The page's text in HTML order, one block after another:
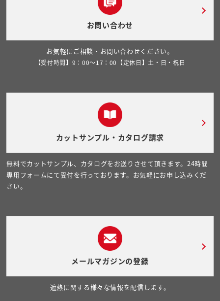
お問い合わせ
お気軽にご相談・お問い合わせください。
【受付時間】9：00～17：00【定休日】土・日・祝日
カットサンプル・カタログ請求
無料でカットサンプル、カタログをお送りさせて頂きます。24時間
専用フォームにて受付を行っております。お気軽にお申し込みくだ
さい。
メールマガジンの登録
遮熱に関する様々な情報を配信します。